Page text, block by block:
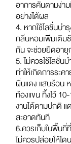
อาการคันตามง่า
อย่างได้ผล
4. หากใช้โลชั่นบ
กลิ่นหอมเพิ่มเติม
กัน จะช่วยยืดอายุ
5. ไม่ควรใช้โลชั่น
ทำให้เกิดการระค
ผื่นแดง แสบร้อน
ท้องแขน ทิ้งไว้
งานได้ตามปกติ
สะอาดทันที
6.ควรเก็บในพื้น
ไม่ควรปล่อยให้โ